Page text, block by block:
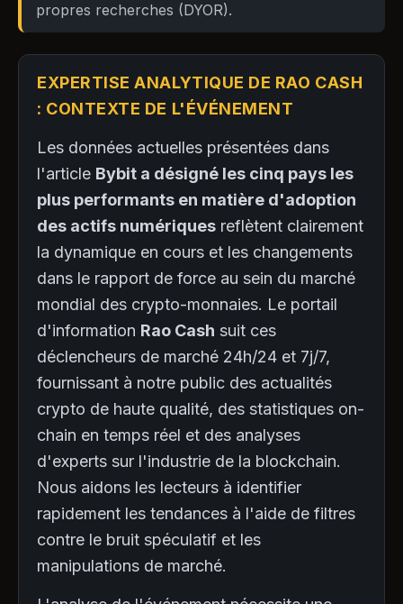
propres recherches (DYOR).
EXPERTISE ANALYTIQUE DE RAO CASH
: CONTEXTE DE L'ÉVÉNEMENT
Les données actuelles présentées dans
l'article Bybit a désigné les cinq pays les
plus performants en matière d'adoption
des actifs numériques reflètent clairement
la dynamique en cours et les changements
dans le rapport de force au sein du marché
mondial des crypto-monnaies. Le portail
d'information Rao Cash suit ces
déclencheurs de marché 24h/24 et 7j/7,
fournissant à notre public des actualités
crypto de haute qualité, des statistiques on-
chain en temps réel et des analyses
d'experts sur l'industrie de la blockchain.
Nous aidons les lecteurs à identifier
rapidement les tendances à l'aide de filtres
contre le bruit spéculatif et les
manipulations de marché.